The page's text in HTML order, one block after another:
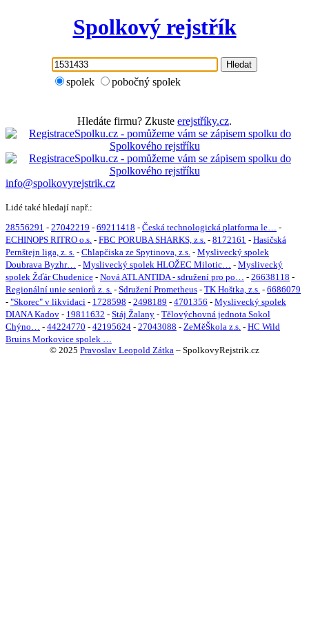
Spolkový rejstřík
Hledat
spolek pobočný spolek
Hledáte firmu? Zkuste erejstříky.cz.
info@spolkovyrejstrik.cz
Lidé také hledají např.:
28556291 - 27042219 - 69211418 - Česká technologická platforma le… -
ECHINOPS RITRO o.s. - FBC PORUBA SHARKS, z.s. - 8172161 - Hasičská
Pernštejn liga, z. s. - Chlapčiska ze Spytinova, z.s. - Myslivecký spolek
Doubrava Byzhr… - Myslivecký spolek HLOŽEC Milotic… - Myslivecký
spolek Žďár Chudenice - Nová ATLANTIDA - sdružení pro po… - 26638118 -
Regionální unie seniorů z. s. - Sdružení Prometheus - TK Hoštka, z.s. - 6686079
- "Skorec" v likvidaci - 1728598 - 2498189 - 4701356 - Myslivecký spolek
DIANA Kadov - 19811632 - Stáj Žalany - Tělovýchovná jednota Sokol
Chýno… - 44224770 - 42195624 - 27043088 - ZeMěŠkola z.s. - HC Wild
Bruins Morkovice spolek …
© 2025 Pravoslav Leopold Zátka – SpolkovyRejstrik.cz